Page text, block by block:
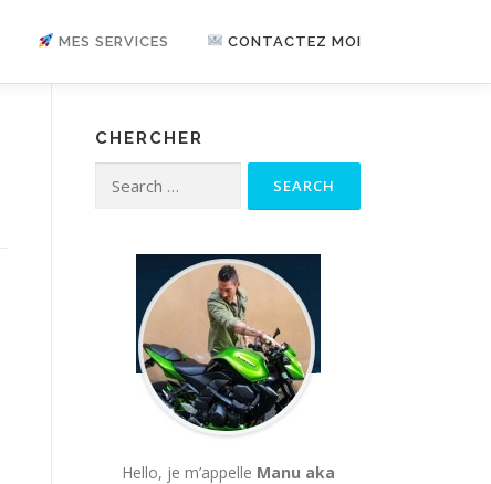
MES SERVICES CONTACTEZ MOI
CHERCHER
Search for:
Hello, je m’appelle Manu aka